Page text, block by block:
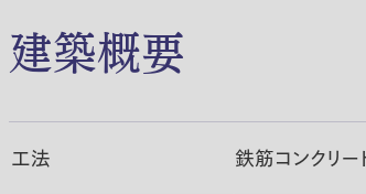
建築概要
工法 鉄筋コンクリ